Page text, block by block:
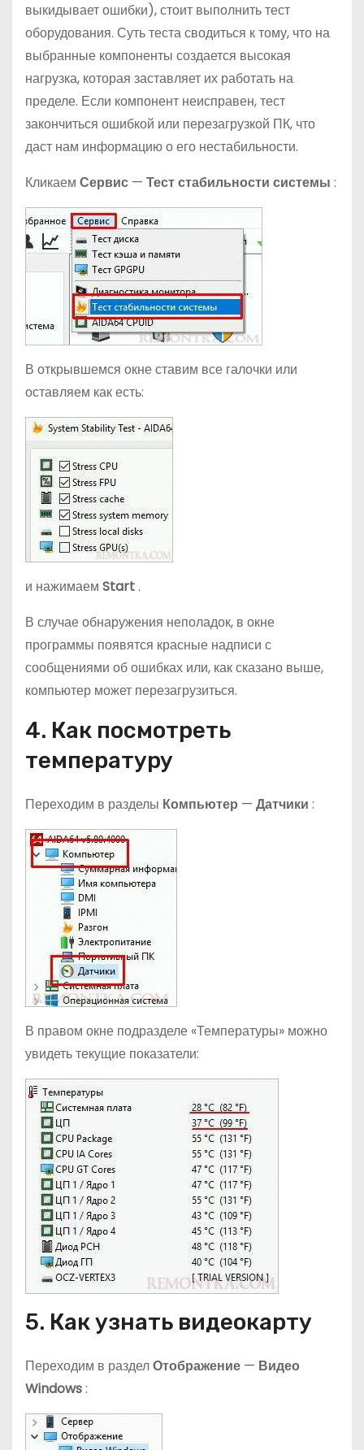
выкидывает ошибки), стоит выполнить тест
оборудования. Суть теста сводиться к тому, что на
выбранные компоненты создается высокая
нагрузка, которая заставляет их работать на
пределе. Если компонент неисправен, тест
закончиться ошибкой или перезагрузкой ПК, что
даст нам информацию о его нестабильности.
Кликаем Сервис — Тест стабильности системы :
В открывшемся окне ставим все галочки или
оставляем как есть:
и нажимаем Start.
В случае обнаружения неполадок, в окне
программы появятся красные надписи с
сообщениями об ошибках или, как сказано выше,
компьютер может перезагрузиться.
4. Как посмотреть
температуру
Переходим в разделы Компьютер — Датчики :
В правом окне подразделе «Температуры» можно
увидеть текущие показатели:
5. Как узнать видеокарту
Переходим в разделОтображение — Видео
Windows: